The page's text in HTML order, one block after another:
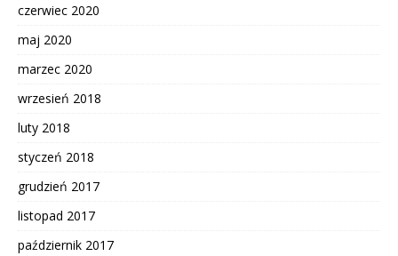
czerwiec 2020
maj 2020
marzec 2020
wrzesień 2018
luty 2018
styczeń 2018
grudzień 2017
listopad 2017
październik 2017